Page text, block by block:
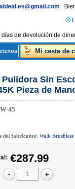
días de devolución de
Mi cesta de
Pulidora Sin
Pieza de
W-45
del fabricante: Walk Brushless
€287.99